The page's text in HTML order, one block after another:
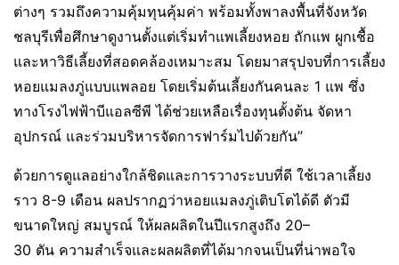
ต่างๆ รวมถึงความคุ้มทุนคุ้มค่า พร้อมทั้งพาลงพื้นที่จังหวัด
ชลบุรีเพื่อศึกษาดูงานตั้งแต่เริ่มทำแพเลี้ยงหอย ถักแพ ผูกเชื้อ
และหาวิธีเลี้ยงที่สอดคล้องเหมาะสม โดยมาสรุปจบที่การเลี้ยง
หอยแมลงภู่แบบแพลอย โดยเริ่มต้นเลี้ยงกันคนละ 1 แพ ซึ่ง
ทางโรงไฟฟ้าบีแอลซีพี ได้ช่วยเหลือเรื่องทุนตั้งต้น จัดหา
อุปกรณ์ และร่วมบริหารจัดการฟาร์มไปด้วยกัน”
ด้วยการดูแลอย่างใกล้ชิดและการวางระบบที่ดี ใช้เวลาเลี้ยง
ราว 8-9 เดือน ผลปรากฏว่าหอยแมลงภู่เติบโตได้ดี ตัวมี
ขนาดใหญ่ สมบูรณ์ ให้ผลผลิตในปีแรกสูงถึง 20–
30 ตัน ความสำเร็จและผลผลิตที่ได้มากจนเป็นที่น่าพอใจ